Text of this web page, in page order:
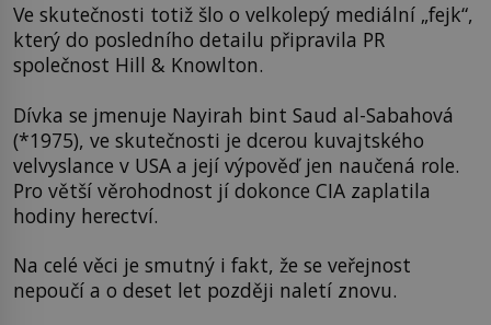
Ve skutečnosti totiž šlo o velkolepý mediální „fejk“,
který do posledního detailu připravila PR
společnost Hill & Knowlton.
Dívka se jmenuje Nayirah bint Saud al-Sabahová
(*1975), ve skutečnosti je dcerou kuvajtského
velvyslance v USA a její výpověď jen naučená role.
Pro větší věrohodnost jí dokonce CIA zaplatila
hodiny herectví.
Na celé věci je smutný i fakt, že se veřejnost
nepoučí a o deset let později naletí znovu.